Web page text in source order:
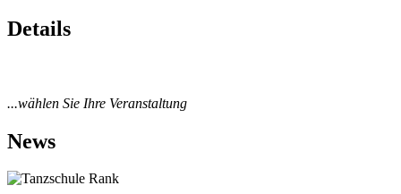
Details
...wählen Sie Ihre Veranstaltung
News